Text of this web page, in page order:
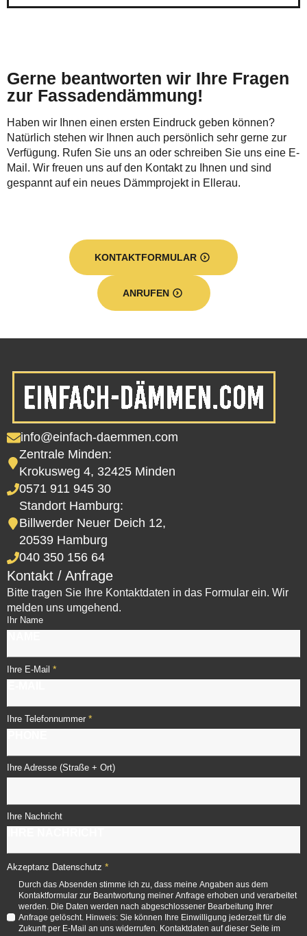
Gerne beantworten wir Ihre Fragen
zur Fassadendämmung!
Haben wir Ihnen einen ersten Eindruck geben können?
Natürlich stehen wir Ihnen auch persönlich sehr gerne zur
Verfügung. Rufen Sie uns an oder schreiben Sie uns eine E-
Mail. Wir freuen uns auf den Kontakt zu Ihnen und sind
gespannt auf ein neues Dämmprojekt in Ellerau.
KONTAKTFORMULAR
ANRUFEN
info@einfach-daemmen.com
Zentrale Minden:
Krokusweg 4, 32425 Minden
0571 911 945 30
Standort Hamburg:
Billwerder Neuer Deich 12,
20539 Hamburg
040 350 156 64
Kontakt / Anfrage
Bitte tragen Sie Ihre Kontaktdaten in das Formular ein. Wir
melden uns umgehend.
Ihr Name
Ihre E-Mail *
Ihre Telefonnummer *
Ihre Adresse (Straße + Ort)
Ihre Nachricht
Akzeptanz Datenschutz *
Durch das Absenden stimme ich zu, dass meine Angaben aus dem
Kontaktformular zur Beantwortung meiner Anfrage erhoben und verarbeitet
werden. Die Daten werden nach abgeschlossener Bearbeitung Ihrer
Anfrage gelöscht. Hinweis: Sie können Ihre Einwilligung jederzeit für die
Zukunft per E-Mail an uns widerrufen. Kontaktdaten auf dieser Seite im